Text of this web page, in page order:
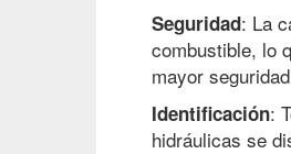
Seguridad: La
combustible, lo
mayor
Identificación:
hidráulicas se